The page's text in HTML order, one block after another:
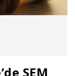
SEM